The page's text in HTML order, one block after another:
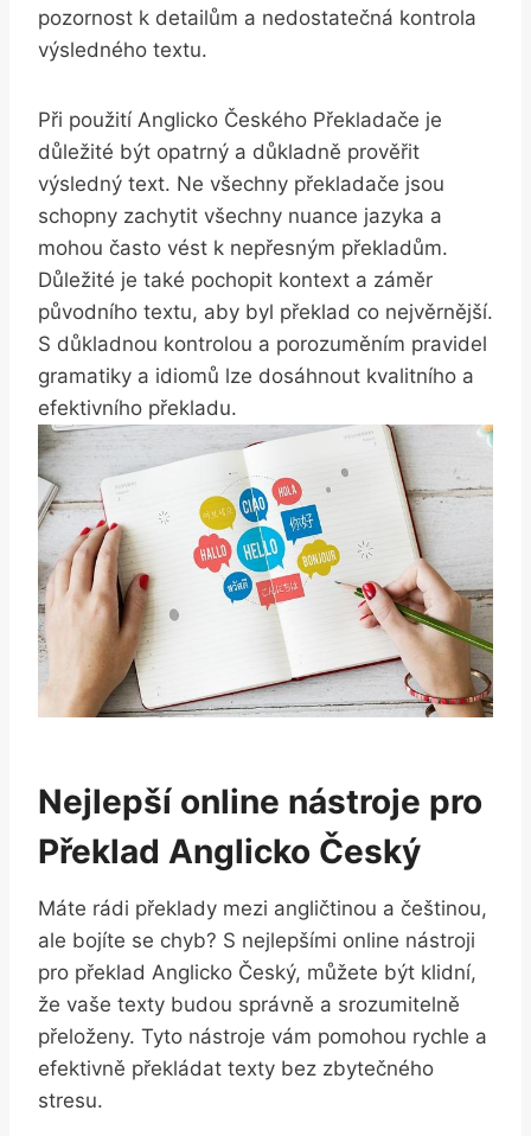
pozornost k detailům a nedostatečná kontrola
výsledného textu.
Při použití Anglicko Českého Překladače je
důležité být opatrný a důkladně prověřit
výsledný text. Ne všechny překladače jsou
schopny zachytit všechny nuance jazyka a
mohou často vést k nepřesným překladům.
Důležité je také pochopit kontext a záměr
původního textu, aby byl překlad co nejvěrnější.
S důkladnou kontrolou a porozuměním pravidel
gramatiky a idiomů lze dosáhnout kvalitního a
efektivního překladu.
Nejlepší online nástroje pro
Překlad Anglicko Český
Máte rádi překlady mezi angličtinou a češtinou,
ale bojíte se chyb? S nejlepšími online nástroji
pro překlad Anglicko Český, můžete být klidní,
že vaše texty budou správně a srozumitelně
přeloženy. Tyto nástroje vám pomohou rychle a
efektivně překládat texty bez zbytečného
stresu.